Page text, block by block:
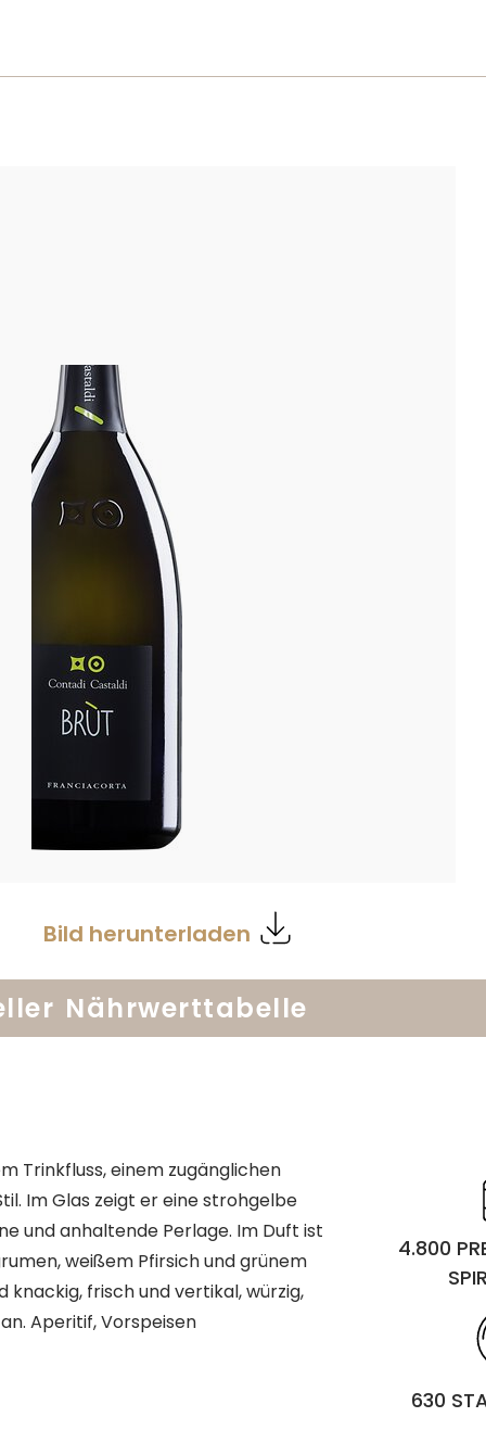
Bild herunterladen
Nährwerttabelle
Trinkfluss, einem zugänglichen
Im Glas zeigt er eine strohgelbe
und anhaltende Perlage. Im Duft ist
weißem Pfirsich und grünem
frisch und vertikal, würzig,
Aperitif, Vorspeisen
4.800
630